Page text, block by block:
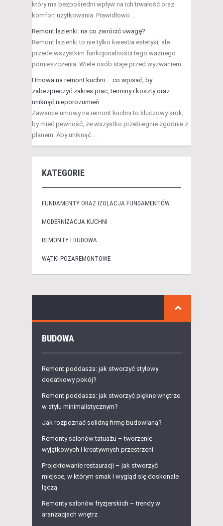
który ma bezpośredni wpływ na ich trwałość oraz
komfort użytkowania. Prawidłowo …
Remont łazienki: na co zwrócić uwagę?
Remont łazienki to nie tylko kwestia estetyki, ale
przede wszystkim funkcjonalności tego ważnego
pomieszczenia. Wiele osób staje przed wyzwaniem …
Umowa na remont kuchni – co wpisać, by
zabezpieczyć zakres prac, terminy i koszty oraz
uniknąć nieporozumień
Zawarcie umowy na remont kuchni to kluczowy krok,
by mieć pewność, że wszystko przebiegnie zgodnie z
planem. Aby uniknąć …
KATEGORIE
FUNDAMENTY ORAZ IZOLACJA FUNDAMENTÓW
MODERNIZACJA KUCHNI
REMONTY I BUDOWA
WĄTKI POZAREMONTOWE
BUDOWA
Remont poddasza: jak stworzyć stylowy
dodatkowy pokój?
Remont poddasza: jak stworzyć piękne wnętrze
w stylu minimalistycznym?
Jak rozpoznać solidną firmę budowlaną?
Remonty salonów tatuażu – tworzenie
wyjątkowych i kreatywnych przestrzeni
Projektowanie restauracji – jak stworzyć
miejsce, w którym smak i wygląd się doskonale
łączą
Remonty salonów fryzjerskich – trendy w
aranżacjach wnętrz